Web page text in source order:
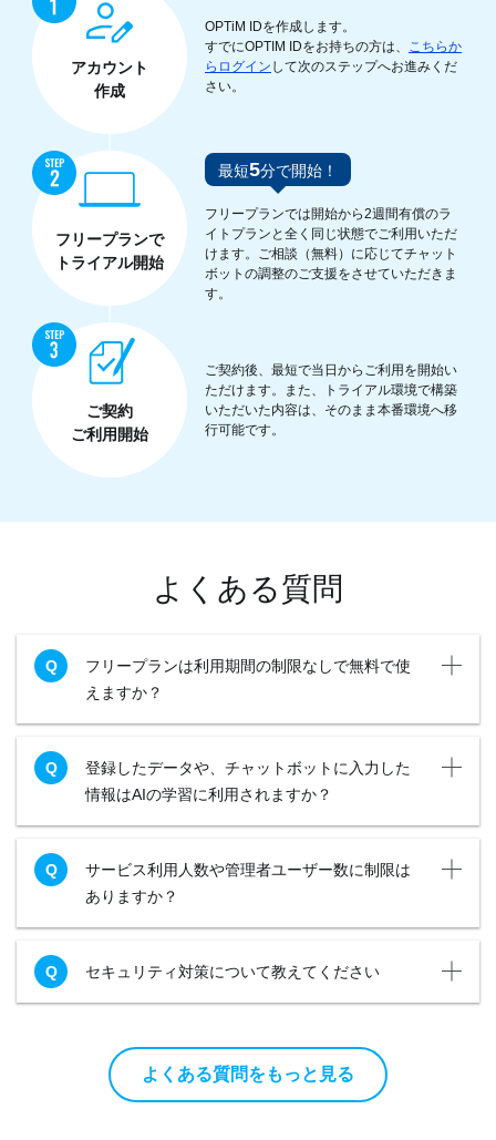
アカウント
作成
OPTiM IDを作成します。
すでにOPTIM IDをお持ちの方は、 こちらか
らログイン して次のステップへお進みくだ
さい。
フリープランで
トライアル開始
最短5分で開始！
フリープランでは開始から2週間有償のラ
イトプランと全く同じ状態でご利用いただ
けます。ご相談（無料）に応じてチャット
ボットの調整のご支援をさせていただきま
す。
ご契約
ご利用開始
ご契約後、最短で当日からご利用を開始い
ただけます。また、トライアル環境で構築
いただいた内容は、そのまま本番環境へ移
行可能です。
よくある質問
フリープランは利用期間の制限なしで無料で使
えますか？
登録したデータや、チャットボットに入力した
情報はAIの学習に利用されますか？
サービス利用人数や管理者ユーザー数に制限は
ありますか？
セキュリティ対策について教えてください
よくある質問をもっと見る